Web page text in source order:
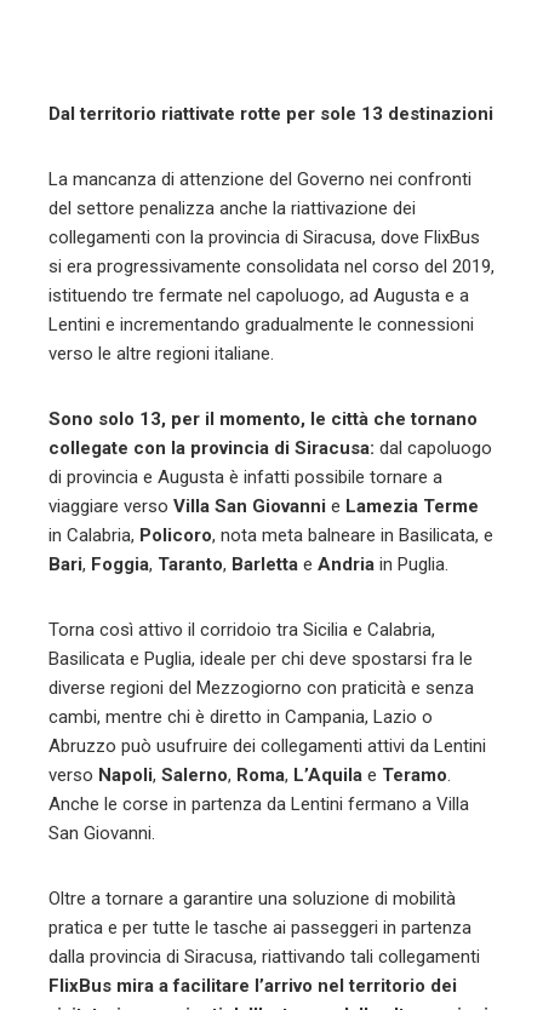
Dal territorio riattivate rotte per sole 13 destinazioni
La mancanza di attenzione del Governo nei confronti
del settore penalizza anche la riattivazione dei
collegamenti con la provincia di Siracusa, dove FlixBus
si era progressivamente consolidata nel corso del 2019,
istituendo tre fermate nel capoluogo, ad Augusta e a
Lentini e incrementando gradualmente le connessioni
verso le altre regioni italiane.
Sono solo 13, per il momento, le città che tornano
collegate con la provincia di Siracusa: dal capoluogo
di provincia e Augusta è infatti possibile tornare a
viaggiare verso Villa San Giovanni e Lamezia Terme
in Calabria, Policoro, nota meta balneare in Basilicata, e
Bari, Foggia, Taranto, Barletta e Andria in Puglia.
Torna così attivo il corridoio tra Sicilia e Calabria,
Basilicata e Puglia, ideale per chi deve spostarsi fra le
diverse regioni del Mezzogiorno con praticità e senza
cambi, mentre chi è diretto in Campania, Lazio o
Abruzzo può usufruire dei collegamenti attivi da Lentini
verso Napoli, Salerno, Roma, L’Aquila e Teramo.
Anche le corse in partenza da Lentini fermano a Villa
San Giovanni.
Oltre a tornare a garantire una soluzione di mobilità
pratica e per tutte le tasche ai passeggeri in partenza
dalla provincia di Siracusa, riattivando tali collegamenti
FlixBus mira a facilitare l’arrivo nel territorio dei